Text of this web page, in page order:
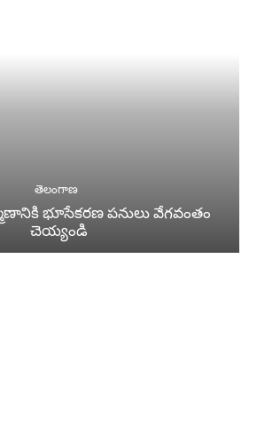
తెలంగాణ
భూసేకరణ పనులు వేగవంతం
చెయ్యండి